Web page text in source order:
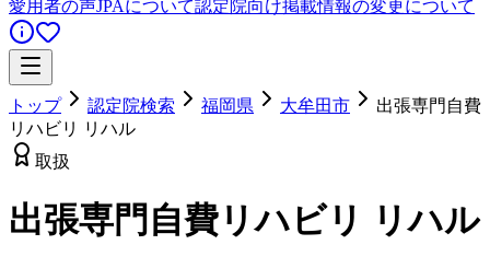
愛用者の声JPAについて認定院向け掲載情報の変更について
トップ 認定院検索 福岡県 大牟田市
出張専門自費
リハビリ リハル
取扱
出張専門自費リハビリ リハル